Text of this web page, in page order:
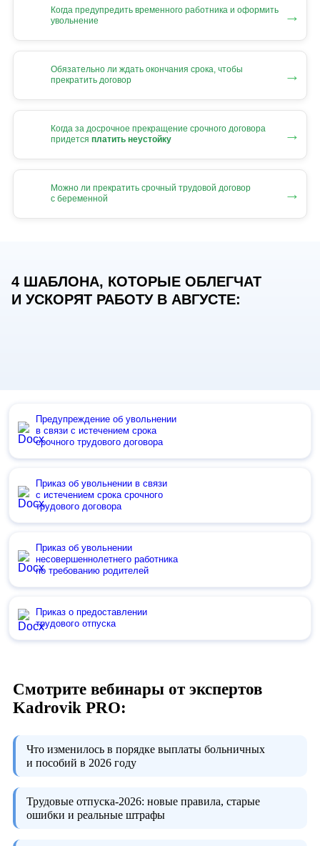
Когда предупредить временного работника и оформить
увольнение
→
Обязательно ли ждать окончания срока, чтобы
прекратить договор
→
Когда за досрочное прекращение срочного договора
придется платить неустойку →
Можно ли прекратить срочный трудовой договор
с беременной
→
4 ШАБЛОНА, КОТОРЫЕ ОБЛЕГЧАТ
И УСКОРЯТ РАБОТУ В АВГУСТЕ:
Предупреждение об увольнении
в связи с истечением срока
срочного трудового договора
Приказ об увольнении в связи
с истечением срока срочного
трудового договора
Приказ об увольнении
несовершеннолетнего работника
по требованию родителей
Приказ о предоставлении
трудового отпуска
Смотрите вебинары от экспертов
Kadrovik PRO:
Что изменилось в порядке выплаты больничных
и пособий в 2026 году
Трудовые отпуска-2026: новые правила, старые
ошибки и реальные штрафы